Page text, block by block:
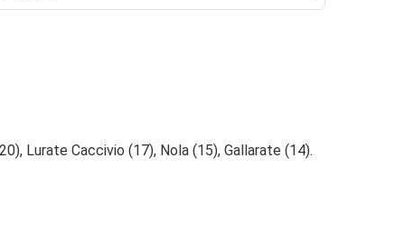
Lurate Caccivio (17), Nola (15), Gallarate (14).